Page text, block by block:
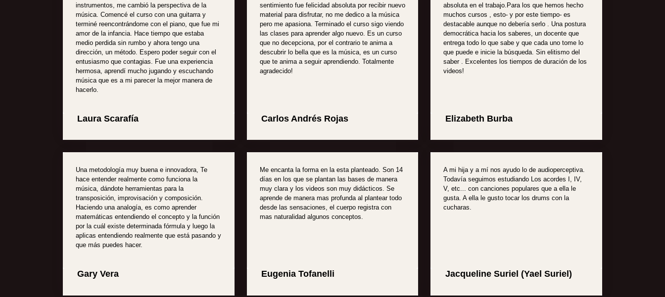
instrumentos, me cambió la perspectiva de la
música. Comencé el curso con una guitarra y
terminé reencontrándome con el piano, que fue mi
amor de la infancia. Hace tiempo que estaba
medio perdida sin rumbo y ahora tengo una
dirección, un método. Espero poder seguir con el
entusiasmo que contagias. Fue una experiencia
hermosa, aprendí mucho jugando y escuchando
música que es a mi parecer la mejor manera de
hacerlo.
Laura Scarafía
sentimiento fue felicidad absoluta por recibir nuevo
material para disfrutar, no me dedico a la música
pero me apasiona. Terminado el curso sigo viendo
las clases para aprender algo nuevo. Es un curso
que no decepciona, por el contrario te anima a
descubrir lo bella que es la música, es un curso
que te anima a seguir aprendiendo. Totalmente
agradecido!
Carlos Andrés Rojas
absoluta en el trabajo.Para los que hemos hecho
muchos cursos , esto- y por este tiempo- es
destacable aunque no debería serlo . Una postura
democrática hacia los saberes, un docente que
entrega todo lo que sabe y que cada uno tome lo
que puede e inicie la búsqueda. Sin elitismo del
saber . Excelentes los tiempos de duración de los
videos!
Elizabeth Burba
Una metodología muy buena e innovadora, Te
hace entender realmente como funciona la
música, dándote herramientas para la
transposición, improvisación y composición.
Haciendo una analogía, es como aprender
matemáticas entendiendo el concepto y la función
por la cuál existe determinada fórmula y luego la
aplicas entendiendo realmente que está pasando y
que más puedes hacer.
Gary Vera
Me encanta la forma en la esta planteado. Son 14
días en los que se plantan las bases de manera
muy clara y los videos son muy didácticos. Se
aprende de manera mas profunda al plantear todo
desde las sensaciones, el cuerpo registra con
mas naturalidad algunos conceptos.
Eugenia Tofanelli
A mi hija y a mí nos ayudo lo de audioperceptiva.
Todavía seguimos estudiando Los acordes I, IV,
V, etc... con canciones populares que a ella le
gusta. A ella le gusto tocar los drums con la
cucharas.
Jacqueline Suriel (Yael Suriel)